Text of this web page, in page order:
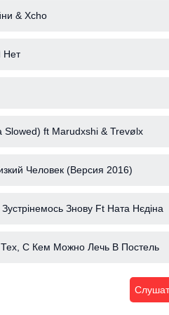
& Xcho
Нет
Slowed) ft Marudxshi & Trevølx
Человек (Версия 2016)
Знову Ft Ната Нєдіна
С Кем Можно Лечь В Постель